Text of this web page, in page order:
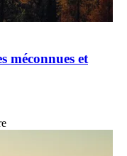
méconnues et